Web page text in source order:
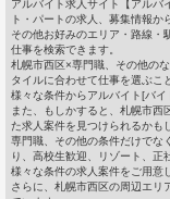
アルバイト求人サイト【アルバ
ト・パートの求人、募集情報か
その他お好みのエリア・路線・
仕事を検索できます。
札幌市西区×専門職、その他の
タイルに合わせて仕事を選ぶこ
様々な条件からアルバイト[バイ
また、もしかすると、札幌市西
た求人案件を見つけられるかも
専門職、その他の条件だけでな
り、高校生歓迎、リゾート、正
様々な条件の求人案件をご用意
さらに、札幌市西区の周辺エリ